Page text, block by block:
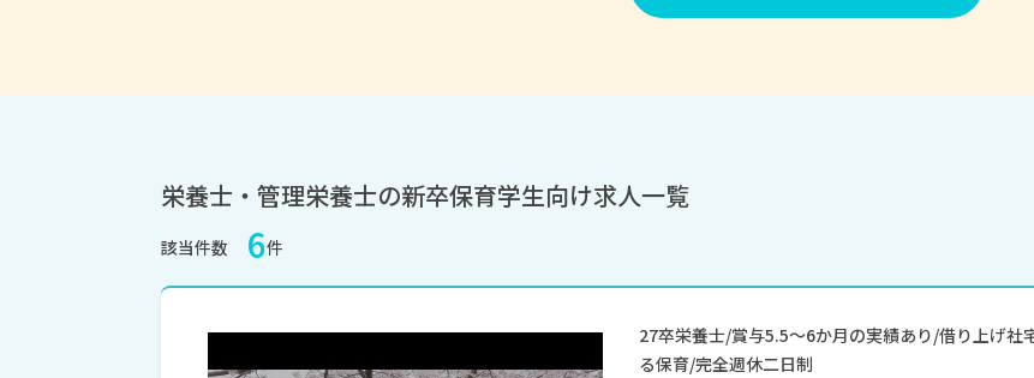
栄養士・管理栄養士の新卒保育学生向け求人一覧
該当件数 6件
27卒栄養士/賞与5.5～6か月の実績あり/借り上げ
る保育/完全週休二日制